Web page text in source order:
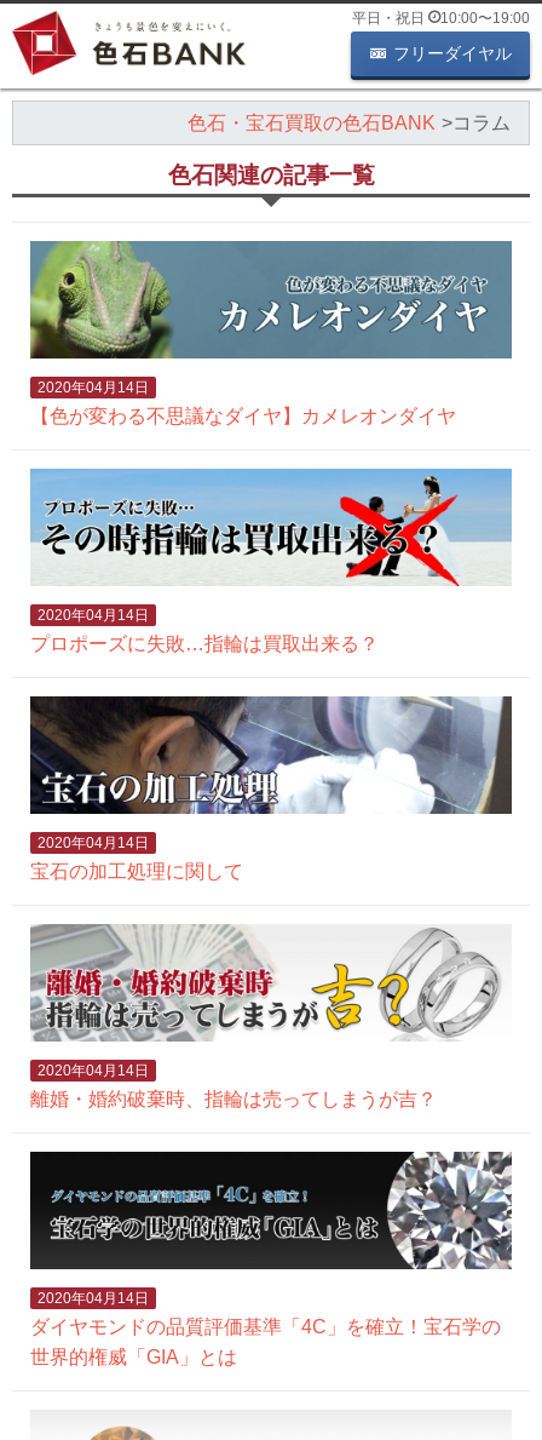
平日・祝日 10:00〜19:00
フリーダイヤル
色石・宝石買取の色石BANK コラム
色石関連の記事一覧
2020年04月14日
【色が変わる不思議なダイヤ】カメレオンダイヤ
2020年04月14日
プロポーズに失敗…指輪は買取出来る？
2020年04月14日
宝石の加工処理に関して
2020年04月14日
離婚・婚約破棄時、指輪は売ってしまうが吉？
2020年04月14日
ダイヤモンドの品質評価基準「4C」を確立！宝石学の
世界的権威「GIA」とは